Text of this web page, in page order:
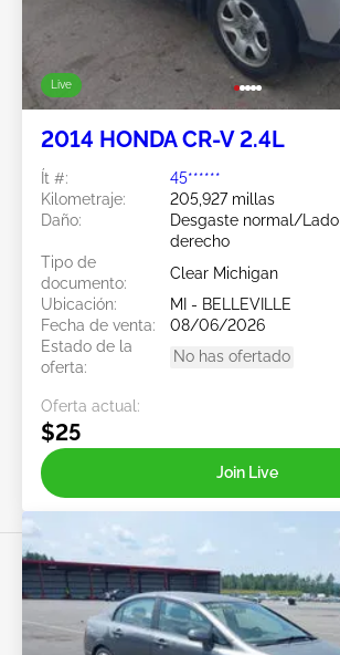
Live
2014 HONDA CR-V 2.4L
Ít #:
45******
Kilometraje:
205,927 millas
Daño:
Desgaste normal/Lado
derecho
Tipo de
documento:
Clear Michigan
Ubicación:
MI - BELLEVILLE
Fecha de venta:
08/06/2026
Estado de la
oferta:
No has ofertado
Oferta actual:
$25
Join Live